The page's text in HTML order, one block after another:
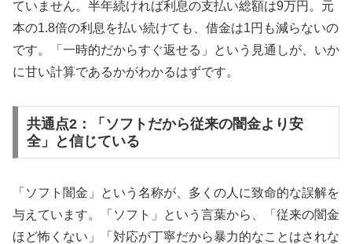
ていません。半年続ければ利息の支払い総額は9万円。元
本の1.8倍の利息を払い続けても、借金は1円も減らないの
です。「一時的だからすぐ返せる」という見通しが、いか
に甘い計算であるかがわかるはずです。
共通点2：「ソフトだから従来の闇金より安
全」と信じている
「ソフト闇金」という名称が、多くの人に致命的な誤解を
与えています。「ソフト」という言葉から、「従来の闇金
ほど怖くない」「対応が丁寧だから暴力的なことはされな